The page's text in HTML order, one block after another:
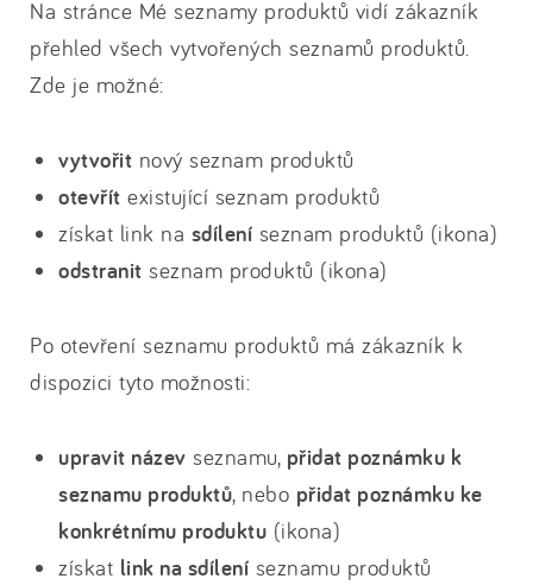
Na stránce Mé seznamy produktů vidí zákazník
přehled všech vytvořených seznamů produktů.
Zde je možné:
vytvořit nový seznam produktů
otevřít existující seznam produktů
získat link na sdílení seznam produktů (ikona)
odstranit seznam produktů (ikona)
Po otevření seznamu produktů má zákazník k
dispozici tyto možnosti:
upravit název seznamu, přidat poznámku k
seznamu produktů, nebo přidat poznámku ke
konkrétnímu produktu (ikona)
získat link na sdílení seznamu produktů